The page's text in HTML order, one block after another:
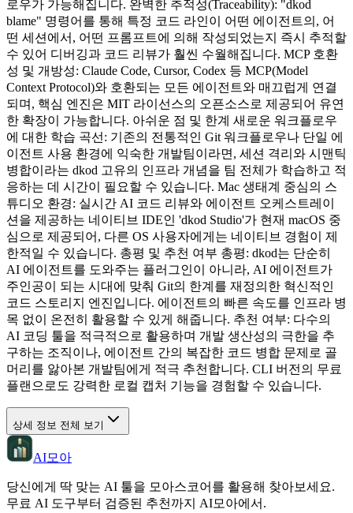
로우가 가능해집니다. 완벽한 추적성(Traceability): "dkod
blame" 명령어를 통해 특정 코드 라인이 어떤 에이전트의, 어
떤 세션에서, 어떤 프롬프트에 의해 작성되었는지 즉시 추적할
수 있어 디버깅과 코드 리뷰가 훨씬 수월해집니다. MCP 호환
성 및 개방성: Claude Code, Cursor, Codex 등 MCP(Model
Context Protocol)와 호환되는 모든 에이전트와 매끄럽게 연결
되며, 핵심 엔진은 MIT 라이선스의 오픈소스로 제공되어 유연
한 확장이 가능합니다. 아쉬운 점 및 한계 새로운 워크플로우
에 대한 학습 곡선: 기존의 전통적인 Git 워크플로우나 단일 에
이전트 사용 환경에 익숙한 개발팀이라면, 세션 격리와 시맨틱
병합이라는 dkod 고유의 인프라 개념을 팀 전체가 학습하고 적
응하는 데 시간이 필요할 수 있습니다. Mac 생태계 중심의 스
튜디오 환경: 실시간 AI 코드 리뷰와 에이전트 오케스트레이
션을 제공하는 네이티브 IDE인 'dkod Studio'가 현재 macOS 중
심으로 제공되어, 다른 OS 사용자에게는 네이티브 경험이 제
한적일 수 있습니다. 총평 및 추천 여부 총평: dkod는 단순히
AI 에이전트를 도와주는 플러그인이 아니라, AI 에이전트가
주인공이 되는 시대에 맞춰 Git의 한계를 재정의한 혁신적인
코드 스토리지 엔진입니다. 에이전트의 빠른 속도를 인프라 병
목 없이 온전히 활용할 수 있게 해줍니다. 추천 여부: 다수의
AI 코딩 툴을 적극적으로 활용하며 개발 생산성의 극한을 추
구하는 조직이나, 에이전트 간의 복잡한 코드 병합 문제로 골
머리를 앓아본 개발팀에게 적극 추천합니다. CLI 버전의 무료
플랜으로도 강력한 로컬 캡처 기능을 경험할 수 있습니다.
상세 정보 전체 보기
AI모아
당신에게 딱 맞는 AI 툴을 모아스코어를 활용해 찾아보세요.
무료 AI 도구부터 검증된 추천까지 AI모아에서.